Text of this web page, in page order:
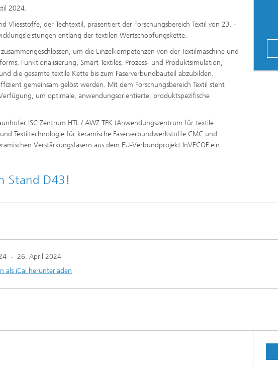
2024.
Vliesstoffe, der Techtextil, präsentiert der Forschungsbereich Textil von 23. -
entlang der textilen Wertschöpfungskette.
um die Einzelkompetenzen von der Textilmaschine und
Funktionalisierung, Smart Textiles, Prozess- und Produktsimulation,
die gesamte textile Kette bis zum Faserverbundbauteil abzubilden.
gemeinsam gelöst werden. Mit dem Forschungsbereich Textil steht
um optimale, anwendungsorientierte, produktspezifische
ISC Zentrum HTL / AWZ TFK (Anwendungszentrum für textile
Textiltechnologie für keramische Faserverbundwerkstoffe CMC und
Verstärkungsfasern aus dem EU-Verbundprojekt InVECOF ein.
Stand D43!
- 26. April 2024
als iCal herunterladen